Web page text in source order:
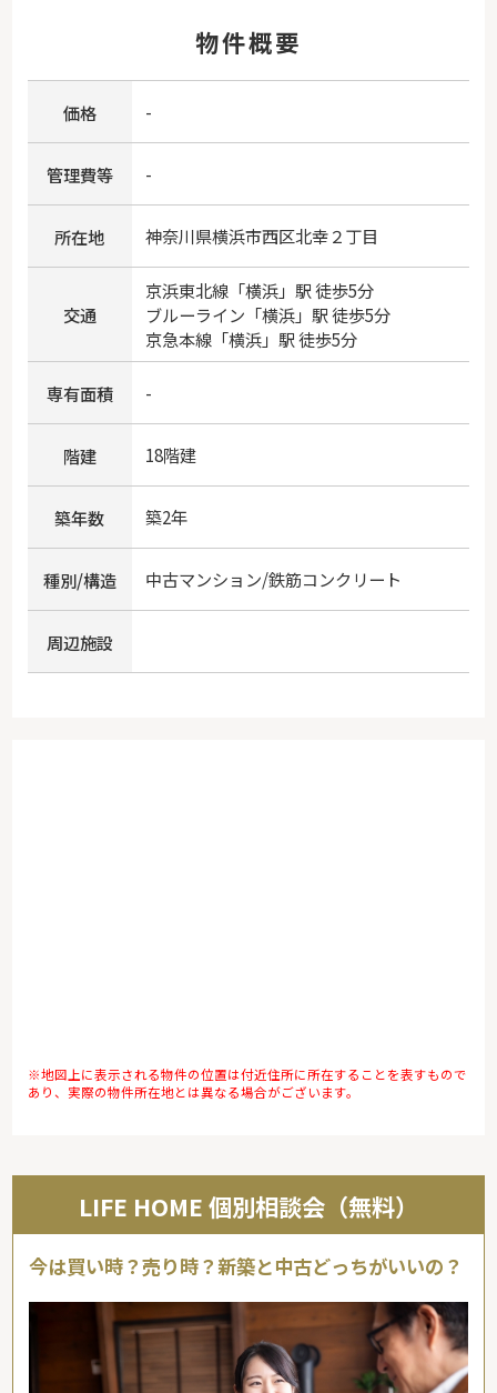
物件概要
価格 -
管理費等 -
所在地 神奈川県横浜市西区北幸２丁目
交通
京浜東北線「横浜」駅 徒歩5分
ブルーライン 「横浜」駅 徒歩5分
京急本線「横浜」駅 徒歩5分
専有面積 -
階建 18階建
築年数 築2年
種別/構造 中古マンション/鉄筋コンクリート
周辺施設
※地図上に表示される物件の位置は付近住所に所在することを表すもので
あり、実際の物件所在地とは異なる場合がございます。
LIFE HOME 個別相談会（無料）
今は買い時？売り時？新築と中古どっちがいいの？